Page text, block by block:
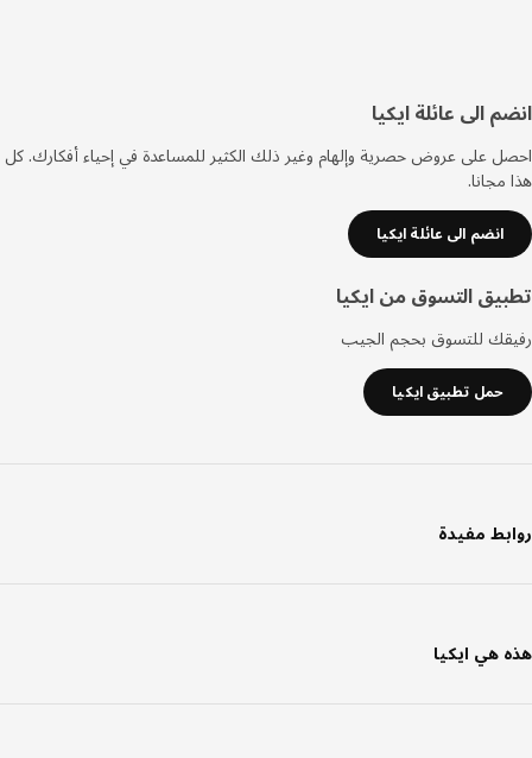
الى عائلة ايكيا
على عروض حصرية وإلهام وغير ذلك الكثير للمساعدة في إحياء أفكارك. كل
انضم الى عائلة ايكيا
التسوق من ايكيا
للتسوق بحجم الجيب
حمل تطبيق ايكيا
مفيدة
هي ايكيا